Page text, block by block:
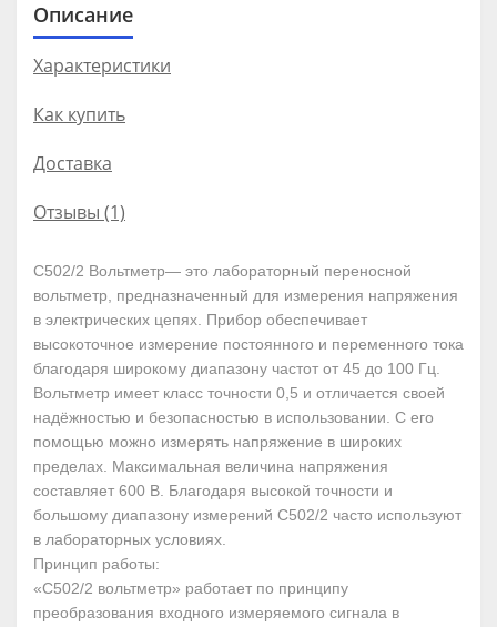
Описание
Характеристики
Как купить
Доставка
Отзывы (1)
С502/2 Вольтметр— это лабораторный переносной
вольтметр, предназначенный для измерения напряжения
в электрических цепях. Прибор обеспечивает
высокоточное измерение постоянного и переменного тока
благодаря широкому диапазону частот от 45 до 100 Гц.
Вольтметр имеет класс точности 0,5 и отличается своей
надёжностью и безопасностью в использовании. С его
помощью можно измерять напряжение в широких
пределах. Максимальная величина напряжения
составляет 600 В. Благодаря высокой точности и
большому диапазону измерений С502/2 часто используют
в лабораторных условиях.
Принцип работы:
«С502/2 вольтметр» работает по принципу
преобразования входного измеряемого сигнала в